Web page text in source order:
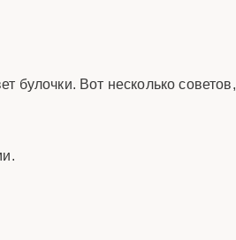
булочки. Вот несколько советов,